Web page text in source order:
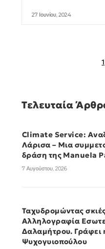
27 Ιουνίου, 2024
1
Τελευταία
Climate Service:
Λάρισα – Μια
δράση της Manuela
7 Αυγούστου, 2026
Ταχυδρομώντας
Αλληλογραφία
Δαλαμήτρου. Γράφει
Ψυχογυιοπούλου